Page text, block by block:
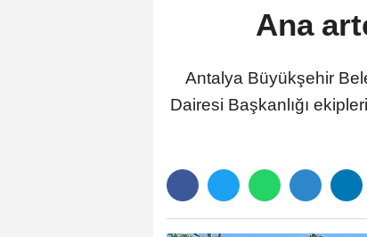
Ana
Antalya Büyükşehir
Dairesi Başkanlığı